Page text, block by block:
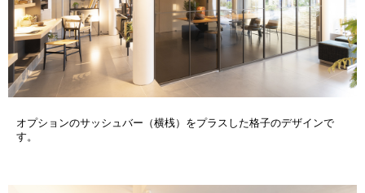
オプションのサッシュバー（横桟）をプラスした格子のデザインで
す。